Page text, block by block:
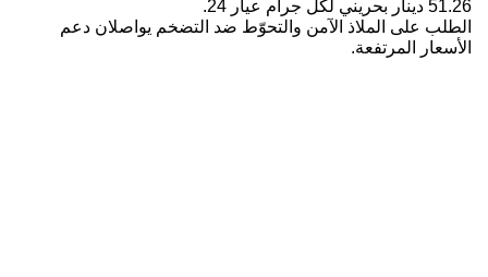
51.26 دينار بحريني لكل جرام عيار 24.
الطلب على الملاذ الآمن والتحوّط ضد التضخم يواصلان دعم
الأسعار المرتفعة.